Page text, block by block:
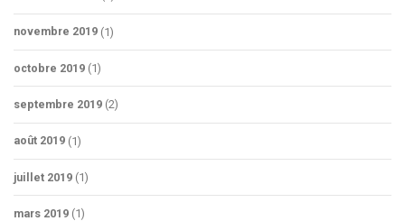
novembre 2019 (1)
octobre 2019 (1)
septembre 2019 (2)
août 2019 (1)
juillet 2019 (1)
mars 2019 (1)